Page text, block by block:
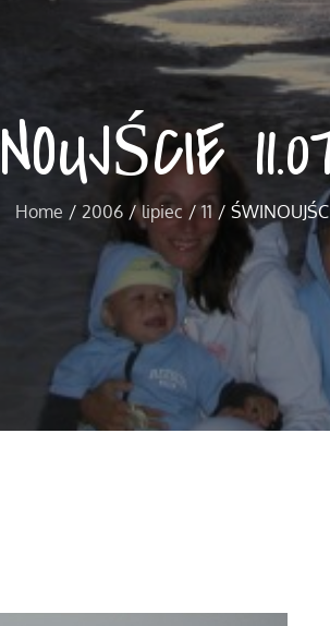
Home 2006 lipiec 11